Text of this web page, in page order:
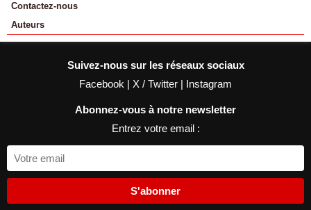
Contactez-nous
Auteurs
Suivez-nous sur les réseaux sociaux
Facebook | X / Twitter | Instagram
Abonnez-vous à notre newsletter
Entrez votre email :
S'abonner